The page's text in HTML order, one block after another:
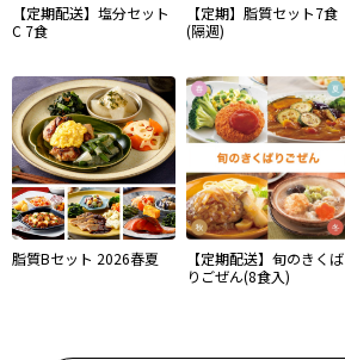
【定期配送】塩分セット
C 7食
【定期】脂質セット7食
(隔週)
脂質Bセット 2026春夏
【定期配送】旬のきくば
りごぜん(8食入)